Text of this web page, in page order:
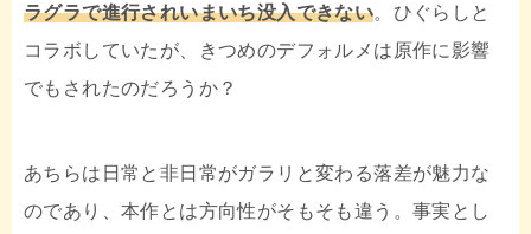
ラグラで進行されいまいち没入できない。ひぐらしと
コラボしていたが、きつめのデフォルメは原作に影響
でもされたのだろうか？
あちらは日常と非日常がガラリと変わる落差が魅力な
のであり、本作とは方向性がそもそも違う。事実とし